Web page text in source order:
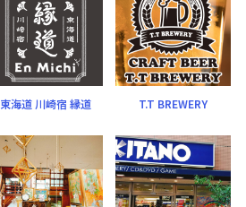
東海道 川崎宿 縁道 T.T BREWERY